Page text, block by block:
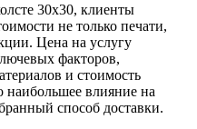
30х30, клиенты
не только печати,
Цена на услугу
факторов,
и стоимость
наибольшее влияние на
способ доставки.